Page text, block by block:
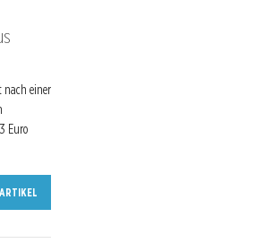
nach einer
Euro